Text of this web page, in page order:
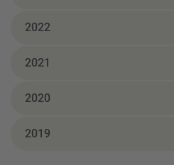
2022
2021
2020
2019